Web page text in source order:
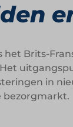
Brits-
in
bezorgmarkt.